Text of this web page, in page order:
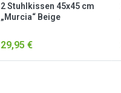
2 Stuhlkissen 45x45 cm
„Murcia“ Beige
29,95 €